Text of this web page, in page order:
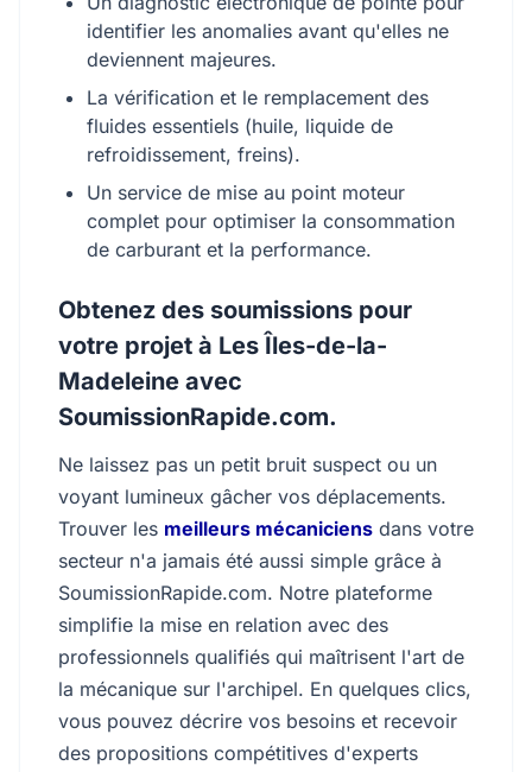
identifier les anomalies avant qu'elles ne
deviennent majeures.
La vérification et le remplacement des
fluides essentiels (huile, liquide de
refroidissement, freins).
Un service de mise au point moteur
complet pour optimiser la consommation
de carburant et la performance.
Obtenez des soumissions pour
votre projet à Les Îles-de-la-
Madeleine avec
SoumissionRapide.com.
Ne laissez pas un petit bruit suspect ou un
voyant lumineux gâcher vos déplacements.
Trouver les meilleurs mécaniciens dans votre
secteur n'a jamais été aussi simple grâce à
SoumissionRapide.com. Notre plateforme
simplifie la mise en relation avec des
professionnels qualifiés qui maîtrisent l'art de
la mécanique sur l'archipel. En quelques clics,
vous pouvez décrire vos besoins et recevoir
des propositions compétitives d'experts